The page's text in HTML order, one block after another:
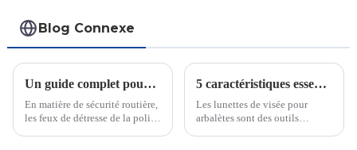
Blog Connexe
Un guide complet pour choisir les feux d'avertissement de police pour votre véhicule
En matière de sécurité routière,
les feux de détresse de la police
5 caractéristiques essentielles des lunettes de visée pour arbalètes de qualité supérieure pour la chasse de précision
Les lunettes de visée pour
arbalètes sont des outils